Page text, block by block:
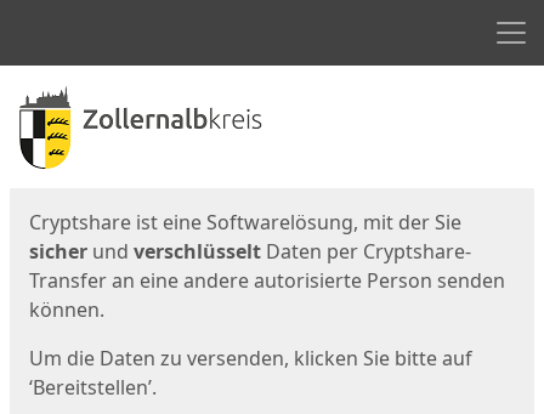
Start
Cryptshare ist eine Softwarelösung, mit der Sie
sicher und verschlüsselt Daten per Cryptshare-
Transfer an eine andere autorisierte Person senden
können.
Um die Daten zu versenden, klicken Sie bitte auf
‘Bereitstellen’.